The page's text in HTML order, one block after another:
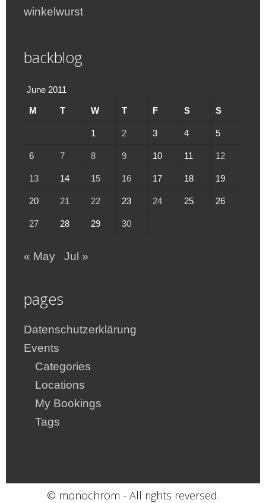
winkelwurst
backblog
June 2011
M T W T F S S
1 2 3 4 5
6 7 8 9 10 11 12
13 14 15 16 17 18 19
20 21 22 23 24 25 26
27 28 29 30
« May Jul »
pages
Datenschutzerklärung
Events
Categories
Locations
My Bookings
Tags
© monochrom - All rights reversed.